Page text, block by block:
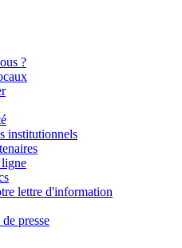
?
institutionnels
lettre d'information
presse